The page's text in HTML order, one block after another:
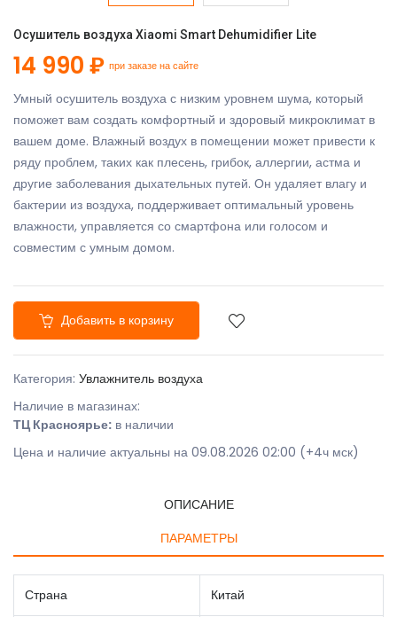
Осушитель воздуха Xiaomi Smart Dehumidifier Lite
14 990 ₽ при заказе на сайте
Умный осушитель воздуха с низким уровнем шума, который
поможет вам создать комфортный и здоровый микроклимат в
вашем доме. Влажный воздух в помещении может привести к
ряду проблем, таких как плесень, грибок, аллергии, астма и
другие заболевания дыхательных путей. Он удаляет влагу и
бактерии из воздуха, поддерживает оптимальный уровень
влажности, управляется со смартфона или голосом и
совместим с умным домом.
Добавить в корзину
Категория: Увлажнитель воздуха
Наличие в магазинах:
ТЦ Красноярье: в наличии
Цена и наличие актуальны на 09.08.2026 02:00 (+4ч мск)
ОПИСАНИЕ
ПАРАМЕТРЫ
Страна Китай